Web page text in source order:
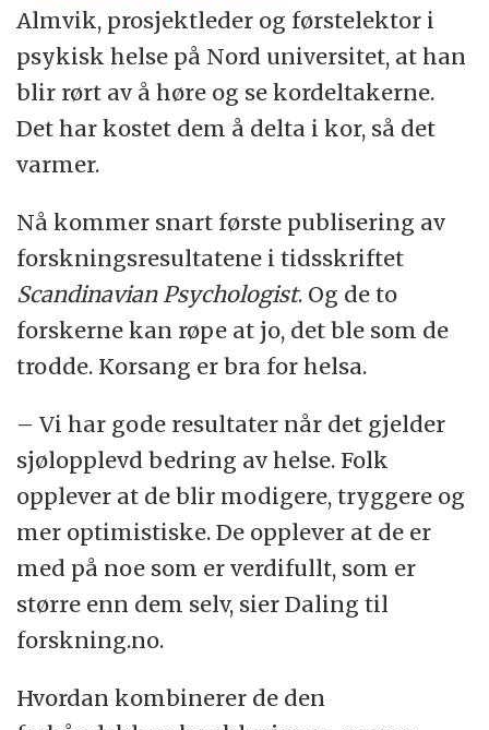
Almvik, prosjektleder og førstelektor i
psykisk helse på Nord universitet, at han
blir rørt av å høre og se kordeltakerne.
Det har kostet dem å delta i kor, så det
varmer.
Nå kommer snart første publisering av
forskningsresultatene i tidsskriftet
Scandinavian Psychologist. Og de to
forskerne kan røpe at jo, det ble som de
trodde. Korsang er bra for helsa.
– Vi har gode resultater når det gjelder
sjølopplevd bedring av helse. Folk
opplever at de blir modigere, tryggere og
mer optimistiske. De opplever at de er
med på noe som er verdifullt, som er
større enn dem selv, sier Daling til
forskning.no.
Hvordan kombinerer de den